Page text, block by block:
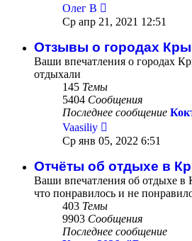
Олег В
к
последнему
сообщению
Ср апр 21, 2021 12:51
Отзывы о городах
Ваши впечатления о городах
отдыхали
145 Темы
5404 Сообщения
Последнее сообщение
Vaasiliy
к
последнему
сообщению
Ср янв 05, 2022 6:51
Отчёты об отдыхе в
Ваши впечатления об отдыхе в
что понравилось и не
403 Темы
9903 Сообщения
Последнее сообщение